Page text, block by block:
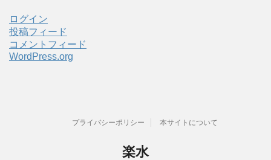
ログイン
投稿フィード
コメントフィード
WordPress.org
プライバシーポリシー 本サイトについて
楽水